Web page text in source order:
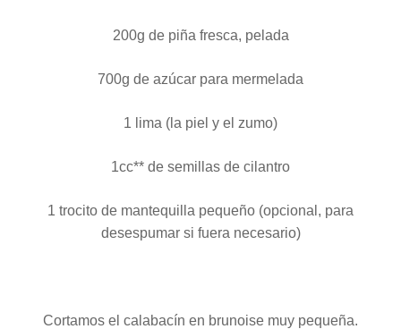
200g de piña fresca, pelada
700g de azúcar para mermelada
1 lima (la piel y el zumo)
1cc** de semillas de cilantro
1 trocito de mantequilla pequeño (opcional, para
desespumar si fuera necesario)
Cortamos el calabacín en brunoise muy pequeña.